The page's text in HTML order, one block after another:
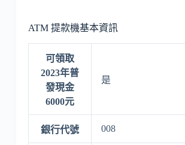
ATM 提款機基本資訊
可領取
2023年普
發現金
6000元
是
銀行代號 008